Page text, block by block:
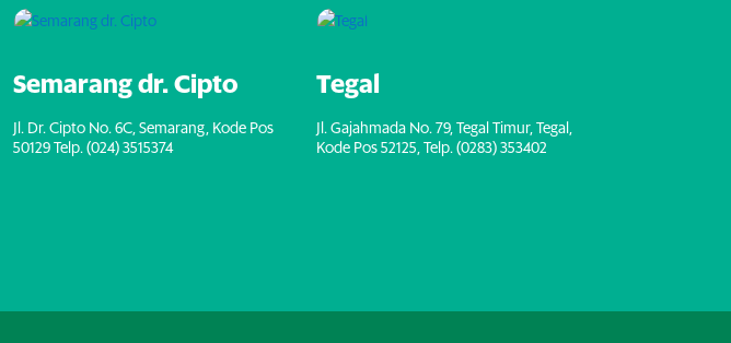
Semarang dr. Cipto
Jl. Dr. Cipto No. 6C, Semarang, Kode Pos
50129 Telp. (024) 3515374
Tegal
Jl. Gajahmada No. 79, Tegal Timur, Tegal,
Kode Pos 52125, Telp. (0283) 353402